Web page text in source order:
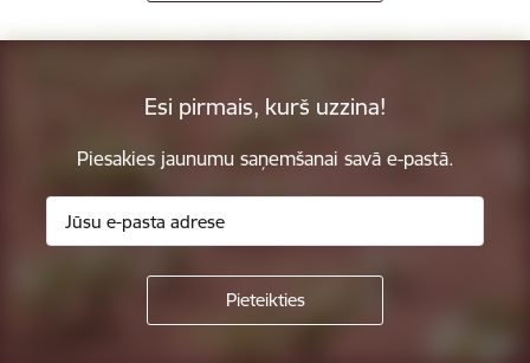
Esi pirmais, kurš uzzina!
Piesakies jaunumu saņemšanai savā e-pastā.